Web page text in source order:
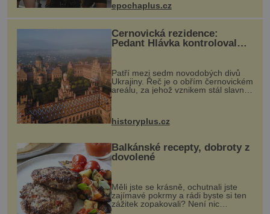
kultur...
epochaplus.cz
Černovická rezidence:
Pedant Hlávka kontroloval
Patří mezi sedm novodobých divů
Ukrajiny. Řeč je o obřím černovickém
areálu, za jehož vznikem stál slavný
český architekt Josef Hlávka. Ten si
na něm dal mimořádně záležet. Jeho
stavební plány by při ...
historyplus.cz
Balkánské recepty, dobroty z
dovolené
Měli jste se krásně, ochutnali jste
zajímavé pokrmy a rádi byste si ten
zážitek zopakovali? Není nic